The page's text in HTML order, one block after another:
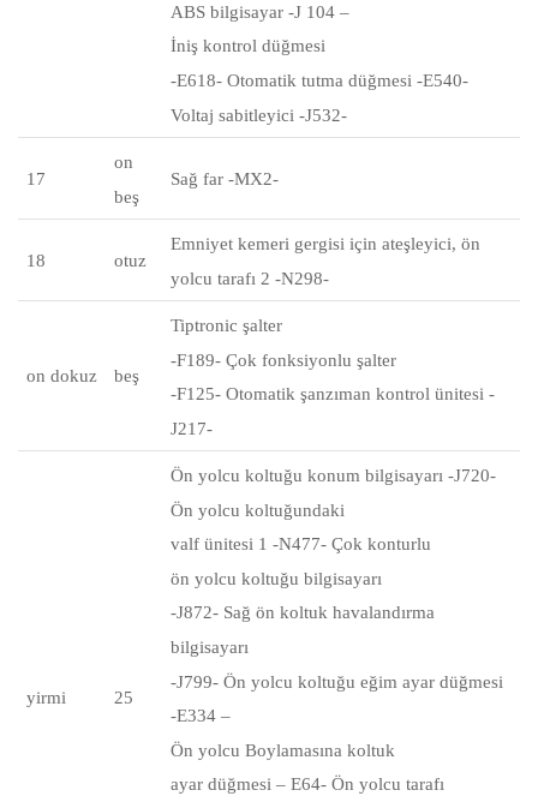
ABS bilgisayar -J 104 –
İniş kontrol düğmesi
-E618- Otomatik tutma düğmesi -E540-
Voltaj sabitleyici -J532-
17
on
beş
Sağ far -MX2-
18 otuz
Emniyet kemeri gergisi için ateşleyici, ön
yolcu tarafı 2 -N298-
on dokuz beş
Tiptronic şalter
-F189- Çok fonksiyonlu şalter
-F125- Otomatik şanzıman kontrol ünitesi -
J217-
yirmi 25
Ön yolcu koltuğu konum bilgisayarı -J720-
Ön yolcu koltuğundaki
valf ünitesi 1 -N477- Çok konturlu
ön yolcu koltuğu bilgisayarı
-J872- Sağ ön koltuk havalandırma
bilgisayarı
-J799- Ön yolcu koltuğu eğim ayar düğmesi
-E334 –
Ön yolcu Boylamasına koltuk
ayar düğmesi – E64- Ön yolcu tarafı